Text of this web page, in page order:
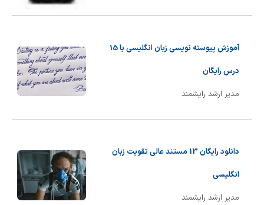
آموزش پیوسته نویسی زبان انگلیسی با 15
درس رایگان
مدیر ارشد رایشمند
دانلود رایگان 13 مستند عالی تقویت زبان
انگلیسی
مدیر ارشد رایشمند